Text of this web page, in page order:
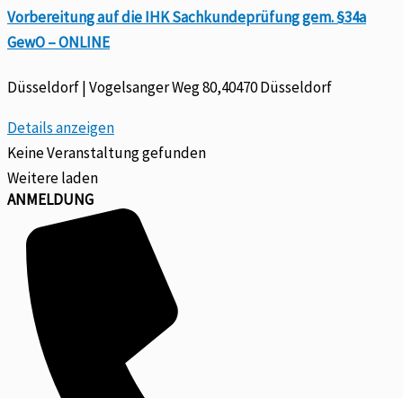
Vorbereitung auf die IHK Sachkundeprüfung gem. §34a
GewO – ONLINE
Düsseldorf | Vogelsanger Weg 80,40470 Düsseldorf
Details anzeigen
Keine Veranstaltung gefunden
Weitere laden
ANMELDUNG